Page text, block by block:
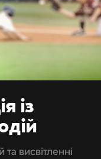
із
висвітленні